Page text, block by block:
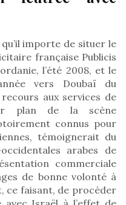
importe de situer le
française Publicis
l’été 2008, et le
vers Doubaï du
aux services de
plan de la scène
connus pour
témoignerait du
arabes de
commerciale
de bonne volonté à
ce faisant, de procéder